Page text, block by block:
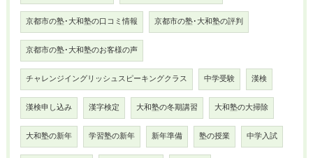
京都市の塾･大和塾の口コミ情報 京都市の塾･大和塾の評判
京都市の塾･大和塾のお客様の声
チャレンジイングリッシュスピーキングクラス 中学受験 漢検
漢検申し込み 漢字検定 大和塾の冬期講習 大和塾の大掃除
大和塾の新年 学習塾の新年 新年準備 塾の授業 中学入試